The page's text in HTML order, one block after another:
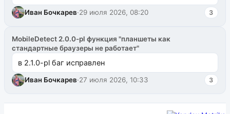
github.com/modx-pro/MiniShop3/issues/481Исправим
в б...
Иван Бочкарев·29 июля 2026, 08:20 3
MobileDetect 2.0.0-pl функция "планшеты как
стандартные браузеры не работает"
в 2.1.0-pl баг исправлен
Иван Бочкарев·27 июля 2026, 10:33 3